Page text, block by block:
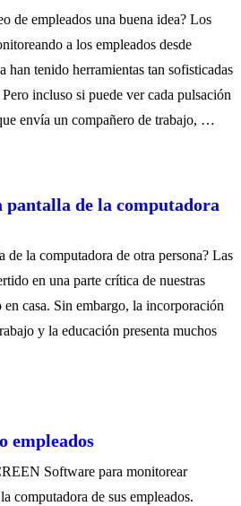
de empleados una buena idea? Los
a los empleados desde
han tenido herramientas tan sofisticadas
incluso si puede ver cada pulsación
envía un compañero de trabajo, …
pantalla de la computadora
de la computadora de otra persona? Las
en una parte crítica de nuestras
casa. Sin embargo, la incorporación
y la educación presenta muchos
empleados
Software para monitorear
computadora de sus empleados.